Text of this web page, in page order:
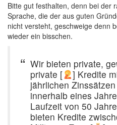
Bitte gut festhalten, denn bei der
Sprache, die der aus guten
nicht versteht, geschweige denn
wieder ein bisschen.
Wir bieten private,
private [
] Kredite
jährlichen
innerhalb eines
Laufzeit von 50
bieten Kredite